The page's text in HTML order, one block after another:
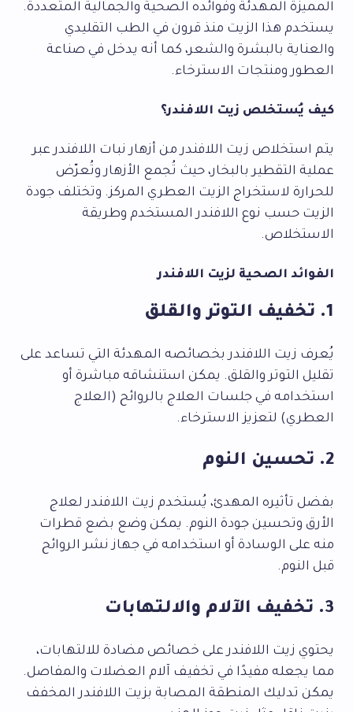
المميزة المهدئة وفوائده الصحية والجمالية المتعددة.
يستخدم هذا الزيت منذ قرون في الطب التقليدي
والعناية بالبشرة والشعر، كما أنه يدخل في صناعة
العطور ومنتجات الاسترخاء.
كيف يُستخلص زيت اللافندر؟
يتم استخلاص زيت اللافندر من أزهار نبات اللافندر عبر
عملية التقطير بالبخار، حيث تُجمع الأزهار وتُعرّض
للحرارة لاستخراج الزيت العطري المركز. وتختلف جودة
الزيت حسب نوع اللافندر المستخدم وطريقة
الاستخلاص.
الفوائد الصحية لزيت اللافندر
1. تخفيف التوتر والقلق
يُعرف زيت اللافندر بخصائصه المهدئة التي تساعد على
تقليل التوتر والقلق. يمكن استنشاقه مباشرة أو
استخدامه في جلسات العلاج بالروائح (العلاج
العطري) لتعزيز الاسترخاء.
2. تحسين النوم
بفضل تأثيره المهدئ، يُستخدم زيت اللافندر لعلاج
الأرق وتحسين جودة النوم. يمكن وضع بضع قطرات
منه على الوسادة أو استخدامه في جهاز نشر الروائح
قبل النوم.
3. تخفيف الآلام والالتهابات
يحتوي زيت اللافندر على خصائص مضادة للالتهابات،
مما يجعله مفيدًا في تخفيف آلام العضلات والمفاصل.
يمكن تدليك المنطقة المصابة بزيت اللافندر المخفف